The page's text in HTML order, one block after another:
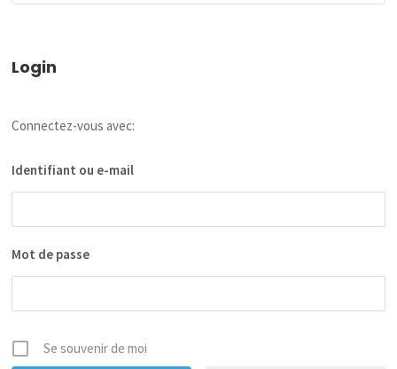
Login
Connectez-vous avec:
Identifiant ou e-mail
Mot de passe
Se souvenir de moi